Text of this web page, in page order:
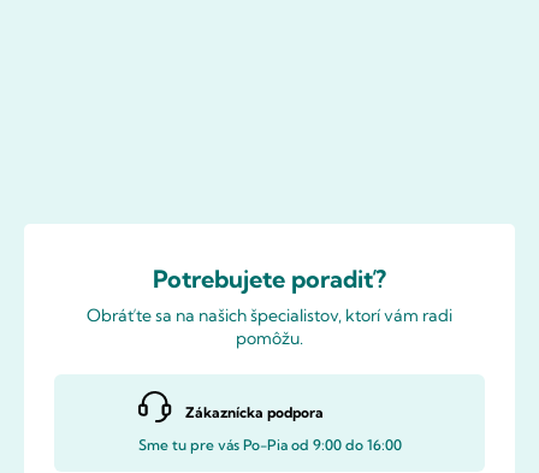
Potrebujete poradiť?
Obráťte sa na našich špecialistov, ktorí vám radi
pomôžu.
Zákaznícka podpora
Sme tu pre vás Po-Pia od 9:00 do 16:00